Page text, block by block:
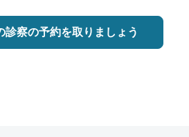
診察の予約を取りましょう